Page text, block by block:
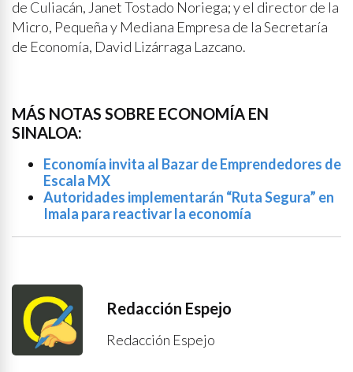
de Culiacán, Janet Tostado Noriega; y el director de la
Micro, Pequeña y Mediana Empresa de la Secretaría
de Economía, David Lizárraga Lazcano.
MÁS NOTAS SOBRE ECONOMÍA EN
SINALOA:
Economía invita al Bazar de Emprendedores de
Escala MX
Autoridades implementarán “Ruta Segura” en
Imala para reactivar la economía
Redacción Espejo
Redacción Espejo